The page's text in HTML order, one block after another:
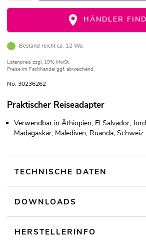
HÄNDLER
Bestand reicht ca. 12 Wo.
Listenpreis zzgl. 19% MwSt.
Preise im Fachhandel ggf. abweichend.
No. 30236262
Praktischer Reiseadapter
Verwendbar in Äthiopien, El Salvador,
Madagaskar, Malediven, Ruanda, Schweiz
TECHNISCHE DATEN
DOWNLOADS
HERSTELLERINFO